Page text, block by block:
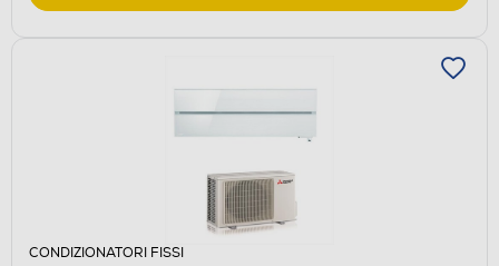
CONDIZIONATORI FISSI